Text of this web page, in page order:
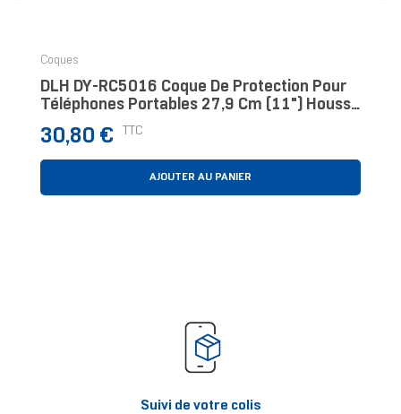
Coques
DLH DY-RC5016 Coque De Protection Pour
Téléphones Portables 27,9 Cm (11") Housse
Prix
30,80 € TTC
AJOUTER AU PANIER
Suivi de votre colis